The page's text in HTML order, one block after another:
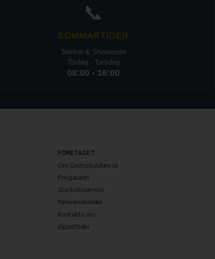
📞
SOMMARTIDER
Telefon & Showroom
Tisdag - Torsdag
08:00 - 16:00
FÖRETAGET
Om Gastrobutiken.se
Prisgaranti
Storköksservice
Referenskunder
Kontakta oss
Öppettider